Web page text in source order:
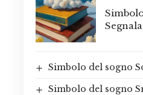
Simbolo del sogno
Simbolo del sogno